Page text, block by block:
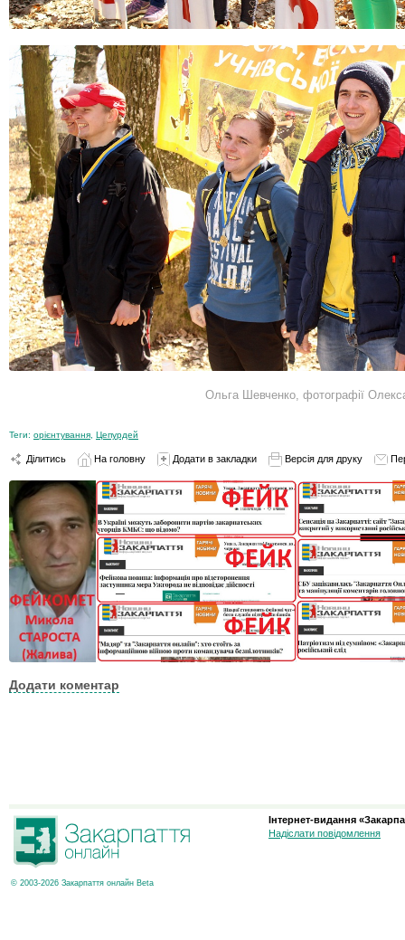
Ольга Шевченко, фотографії
Теги: орієнтування Цепурдей
Ділитись На головну Додати в закладки Версія для друку
Додати коментар
© 2003-2026 Закарпаття онлайн Beta
Інтернет-видання
Надіслати повідомлення